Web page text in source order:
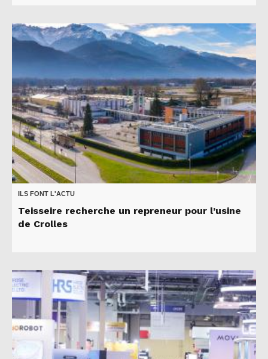
ILS FONT L'ACTU
Teisseire recherche un repreneur pour l’usine
de Crolles